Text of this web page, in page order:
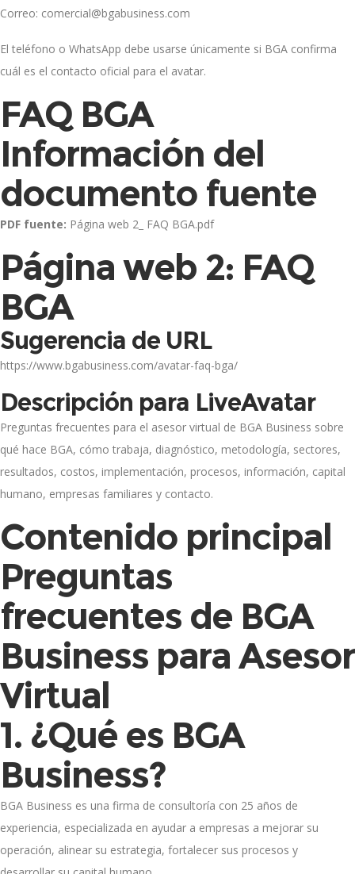
Correo: comercial@bgabusiness.com
El teléfono o WhatsApp debe usarse únicamente si BGA confirma
cuál es el contacto oficial para el avatar.
FAQ BGA
Información del
documento fuente
PDF fuente: Página web 2_ FAQ BGA.pdf
Página web 2: FAQ
BGA
Sugerencia de URL
https://www.bgabusiness.com/avatar-faq-bga/
Descripción para LiveAvatar
Preguntas frecuentes para el asesor virtual de BGA Business sobre
qué hace BGA, cómo trabaja, diagnóstico, metodología, sectores,
resultados, costos, implementación, procesos, información, capital
humano, empresas familiares y contacto.
Contenido principal
Preguntas
frecuentes de BGA
Business para Asesor
Virtual
1. ¿Qué es BGA
Business?
BGA Business es una firma de consultoría con 25 años de
experiencia, especializada en ayudar a empresas a mejorar su
operación, alinear su estrategia, fortalecer sus procesos y